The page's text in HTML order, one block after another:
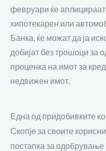
февруари ќе
хипотекарен или
Банка, ќе можат да ја
добијат без трошоци за
проценка на имот за
недвижен имот.
Една од придобивките
Скопје за своите
постапка за